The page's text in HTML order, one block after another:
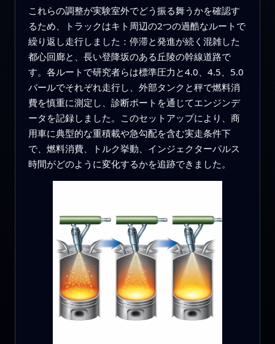
これらの調整が実験室外でどう振る舞うかを確認す
るため、トラックはキト周辺の2つの過酷なルートで
繰り返し走行しました：停滞と発進が続く混雑した
都心回廊と、長い登降坂のある丘陵の幹線道路で
す。各ルートで研究者らは標準圧力と4.0、4.5、5.0
バールでそれぞれ走行し、外部タンクと秤で燃料消
費を慎重に測定し、診断ポートを通じてエンジンデ
ータを記録しました。このセットアップにより、商
用車に典型的な重積載や急勾配を含む実走条件下
で、燃料消費、トルク挙動、インジェクターパルス
時間がどのように変化するかを追跡できました。